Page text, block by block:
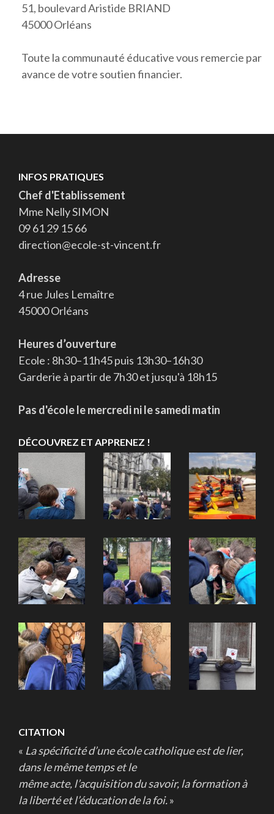
51, boulevard Aristide BRIAND
45000 Orléans
Toute la communauté éducative vous remercie par
avance de votre soutien financier.
INFOS PRATIQUES
Chef d'Etablissement
Mme Nelly SIMON
09 61 29 15 66
direction@ecole-st-vincent.fr
Adresse
4 rue Jules Lemaître
45000 Orléans
Heures d’ouverture
Ecole : 8h30–11h45 puis 13h30–16h30
Garderie à partir de 7h30 et jusqu'à 18h15
Pas d'école le mercredi ni le samedi matin
DÉCOUVREZ ET APPRENEZ !
CITATION
« La spécificité d’une école catholique est de lier,
dans le même temps et le
même acte, l’acquisition du savoir, la formation à
la liberté et l’éducation de la foi.»